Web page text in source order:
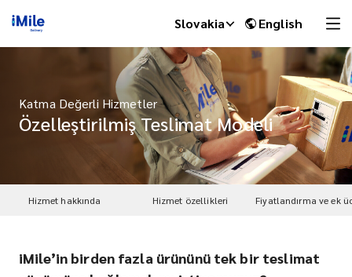
Slovakia English
Katma Değerli Hizmetler
Özelleştirilmiş Teslimat Modeli
Hizmet hakkında Hizmet özellikleri Fiyatlandırma ve ek
iMile’in birden fazla ürününü tek bir teslimat
iMile Chat